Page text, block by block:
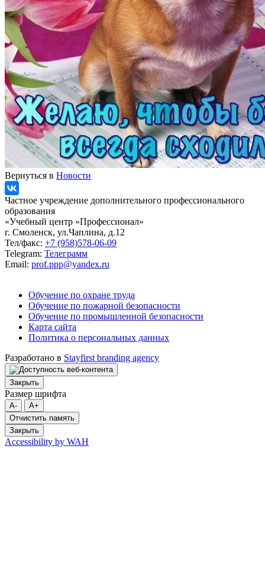
Вернуться в Новости
Частное учреждение дополнительного профессионального
образования
«Учебный центр «Профессионал»
г. Смоленск, ул.Чаплина, д.12
Тел/факс: +7 (958)578-06-09
Telegram: Телеграмм
Email: prof.ppp@yandex.ru
Обучение по охране труда
Обучение по пожарной безопасности
Обучение по промышленной безопасности
Карта сайта
Политика о персональных данных
Разработано в Stayfirst branding agency
Закрыть
Размер шрифта
A-
A+
Отчистить память
Закрыть
Accessibility by WAH